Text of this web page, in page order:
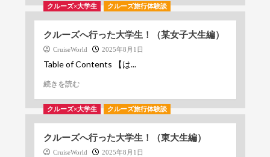
クルーズ×大学生 クルーズ旅行体験談
クルーズへ行った大学生！（某女子大生編）
CruiseWorld 2025年8月1日
Table of Contents 【は...
続きを読む
クルーズ×大学生 クルーズ旅行体験談
クルーズへ行った大学生！（東大生編）
CruiseWorld 2025年8月1日